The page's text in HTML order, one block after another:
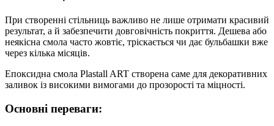
При створенні стільниць важливо не лише отримати красивий
результат, а й забезпечити довговічність покриття. Дешева або
неякісна смола часто жовтіє, тріскається чи дає бульбашки вже
через кілька місяців.
Епоксидна смола Plastall ART створена саме для декоративних
заливок із високими вимогами до прозорості та міцності.
Основні переваги: